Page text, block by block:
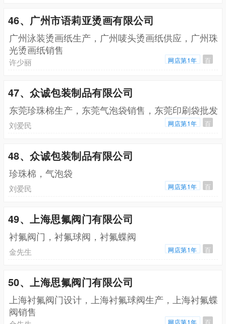
46、广州市语莉亚烫画有限公司
广州泳装烫画纸生产，广州唛头烫画纸供应，广州珠
光烫画纸销售
许少丽 网店第1年 百
47、众诚包装制品有限公司
东莞珍珠棉生产，东莞气泡袋销售，东莞印刷袋批发
刘爱民 网店第1年 百
48、众诚包装制品有限公司
珍珠棉，气泡袋
刘爱民 网店第1年 百
49、上海思氟阀门有限公司
衬氟阀门，衬氟球阀，衬氟蝶阀
金先生 网店第1年 百
50、上海思氟阀门有限公司
上海衬氟阀门设计，上海衬氟球阀生产，上海衬氟蝶
阀销售
网店第1年 百